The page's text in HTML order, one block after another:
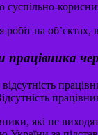
суспільно-
на
які не